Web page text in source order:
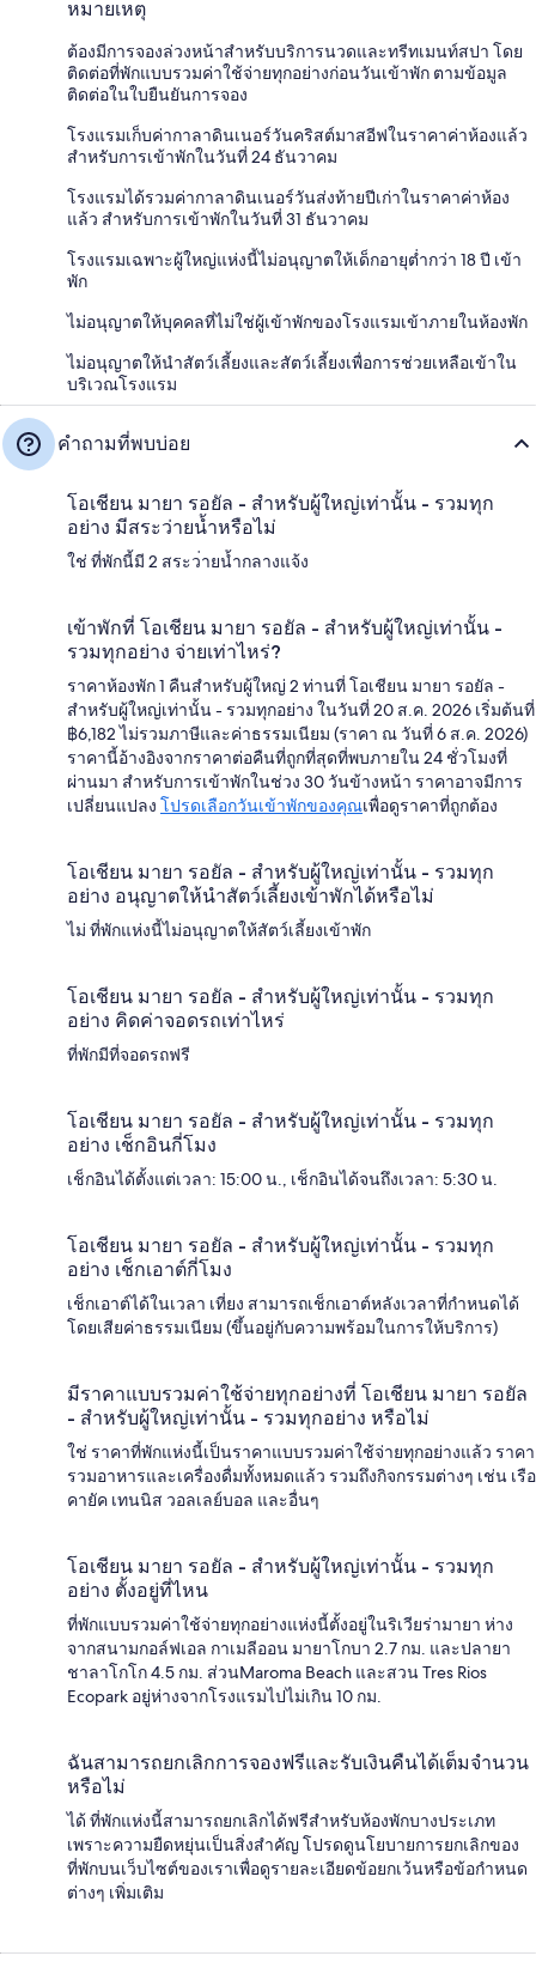
หมายเหตุ
ต้องมีการจองล่วงหน้าสำหรับบริการนวดและทรีทเมนท์สปา โดย
ติดต่อที่พักแบบรวมค่าใช้จ่ายทุกอย่างก่อนวันเข้าพัก ตามข้อมูล
ติดต่อในใบยืนยันการจอง
โรงแรมเก็บค่ากาลาดินเนอร์วันคริสต์มาสอีฟในราคาค่าห้องแล้ว
สำหรับการเข้าพักในวันที่ 24 ธันวาคม
โรงแรมได้รวมค่ากาลาดินเนอร์วันส่งท้ายปีเก่าในราคาค่าห้อง
แล้ว สำหรับการเข้าพักในวันที่ 31 ธันวาคม
โรงแรมเฉพาะผู้ใหญ่แห่งนี้ไม่อนุญาตให้เด็กอายุต่ำกว่า 18 ปี เข้า
พัก
ไม่อนุญาตให้บุคคลที่ไม่ใช่ผู้เข้าพักของโรงแรมเข้าภายในห้องพัก
ไม่อนุญาตให้นำสัตว์เลี้ยงและสัตว์เลี้ยงเพื่อการช่วยเหลือเข้าใน
บริเวณโรงแรม
คำถามที่พบบ่อย
โอเชียน มายา รอยัล - สำหรับผู้ใหญ่เท่านั้น - รวมทุก
อย่าง มีสระว่ายน้ำหรือไม่
ใช่ ที่พักนี้มี 2 สระว่ายน้ำกลางแจ้ง
เข้าพักที่ โอเชียน มายา รอยัล - สำหรับผู้ใหญ่เท่านั้น -
รวมทุกอย่าง จ่ายเท่าไหร่?
ราคาห้องพัก 1 คืนสำหรับผู้ใหญ่ 2 ท่านที่ โอเชียน มายา รอยัล -
สำหรับผู้ใหญ่เท่านั้น - รวมทุกอย่าง ในวันที่ 20 ส.ค. 2026 เริ่มต้นที่
฿6,182 ไม่รวมภาษีและค่าธรรมเนียม (ราคา ณ วันที่ 6 ส.ค. 2026)
ราคานี้อ้างอิงจากราคาต่อคืนที่ถูกที่สุดที่พบภายใน 24 ชั่วโมงที่
ผ่านมา สำหรับการเข้าพักในช่วง 30 วันข้างหน้า ราคาอาจมีการ
เปลี่ยนแปลง โปรดเลือกวันเข้าพักของคุณเพื่อดูราคาที่ถูกต้อง
โอเชียน มายา รอยัล - สำหรับผู้ใหญ่เท่านั้น - รวมทุก
อย่าง อนุญาตให้นำสัตว์เลี้ยงเข้าพักได้หรือไม่
ไม่ ที่พักแห่งนี้ไม่อนุญาตให้สัตว์เลี้ยงเข้าพัก
โอเชียน มายา รอยัล - สำหรับผู้ใหญ่เท่านั้น - รวมทุก
อย่าง คิดค่าจอดรถเท่าไหร่
ที่พักมีที่จอดรถฟรี
โอเชียน มายา รอยัล - สำหรับผู้ใหญ่เท่านั้น - รวมทุก
อย่าง เช็กอินกี่โมง
เช็กอินได้ตั้งแต่เวลา: 15:00 น., เช็กอินได้จนถึงเวลา: 5:30 น.
โอเชียน มายา รอยัล - สำหรับผู้ใหญ่เท่านั้น - รวมทุก
อย่าง เช็กเอาต์กี่โมง
เช็กเอาต์ได้ในเวลา เที่ยง สามารถเช็กเอาต์หลังเวลาที่กำหนดได้
โดยเสียค่าธรรมเนียม (ขึ้นอยู่กับความพร้อมในการให้บริการ)
มีราคาแบบรวมค่าใช้จ่ายทุกอย่างที่ โอเชียน มายา รอยัล
- สำหรับผู้ใหญ่เท่านั้น - รวมทุกอย่าง หรือไม่
ใช่ ราคาที่พักแห่งนี้เป็นราคาแบบรวมค่าใช้จ่ายทุกอย่างแล้ว ราคา
รวมอาหารและเครื่องดื่มทั้งหมดแล้ว รวมถึงกิจกรรมต่างๆ เช่น เรือ
คายัค เทนนิส วอลเลย์บอล และอื่นๆ
โอเชียน มายา รอยัล - สำหรับผู้ใหญ่เท่านั้น - รวมทุก
อย่าง ตั้งอยู่ที่ไหน
ที่พักแบบรวมค่าใช้จ่ายทุกอย่างแห่งนี้ตั้งอยู่ในริเวียร่ามายา ห่าง
จากสนามกอล์ฟเอล กาเมลีออน มายาโกบา 2.7 กม. และปลายา
ชาลาโกโก 4.5 กม. ส่วนMaroma Beach และสวน Tres Rios
Ecopark อยู่ห่างจากโรงแรมไปไม่เกิน 10 กม.
ฉันสามารถยกเลิกการจองฟรีและรับเงินคืนได้เต็มจำนวน
หรือไม่
ได้ ที่พักแห่งนี้สามารถยกเลิกได้ฟรีสำหรับห้องพักบางประเภท
เพราะความยืดหยุ่นเป็นสิ่งสำคัญ โปรดดูนโยบายการยกเลิกของ
ที่พักบนเว็บไซต์ของเราเพื่อดูรายละเอียดข้อยกเว้นหรือข้อกำหนด
ต่างๆ เพิ่มเติม